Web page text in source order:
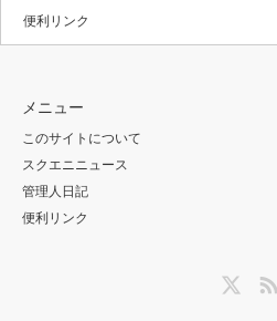
便利リンク
メニュー
このサイトについて
スクエニニュース
管理人日記
便利リンク